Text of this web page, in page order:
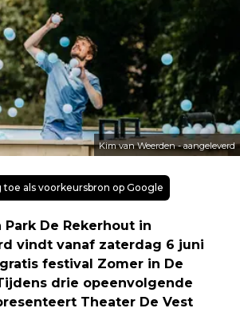
Kim van Weerden - aangeleverd
toe als voorkeursbron op Google
Park De Rekerhout in
vindt vanaf zaterdag 6 juni
festival Zomer in De
drie opeenvolgende
Theater De Vest